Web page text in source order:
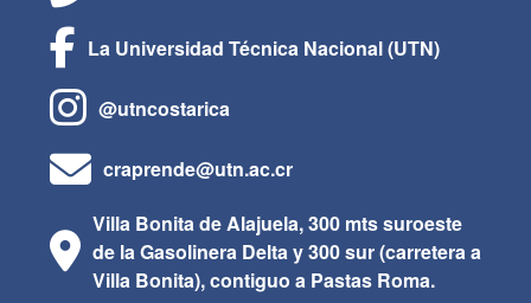
La Universidad Técnica Nacional (UTN)
@utncostarica
craprende@utn.ac.cr
Villa Bonita de Alajuela, 300 mts suroeste
de la Gasolinera Delta y 300 sur (carretera a
Villa Bonita), contiguo a Pastas Roma.